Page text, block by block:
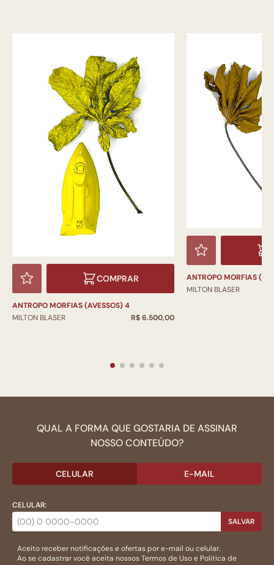
COMPRAR
ANTROPO MORFIAS (AVESSOS) 4
MILTON BLASER
R$ 6.500,00
ANTROPO MORFIAS
MILTON BLASER
QUAL A FORMA QUE GOSTARIA DE ASSINAR
NOSSO CONTEÚDO?
CELULAR E-MAIL
CELULAR:
SALVAR
Aceito receber notificações e ofertas por e-mail ou celular.
Ao se cadastrar você aceita nossosTermos de Usoe Politica de